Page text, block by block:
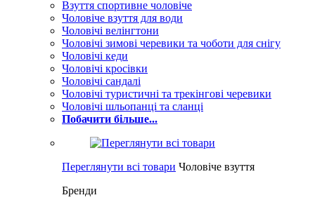
Взуття спортивне чоловіче
Чоловіче взуття для води
Чоловічі велінгтони
Чоловічі зимові черевики та чоботи для снігу
Чоловічі кеди
Чоловічі кросівки
Чоловічі сандалі
Чоловічі туристичні та трекінгові черевики
Чоловічі шльопанці та сланці
Побачити більше...
Переглянути всі товари Чоловіче взуття
Бренди